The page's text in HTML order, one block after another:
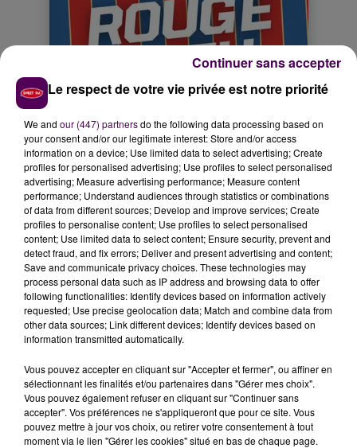
Le respect de votre vie privée est notre priorité
We and our (447) partnersdo the following data processing based on
your consent and/or our legitimate interest: Store and/or access
information on a device; Use limited data to select advertising; Create
profiles for personalised advertising; Use profiles to select personalised
advertising; Measure advertising performance; Measure content
performance; Understand audiences through statistics or combinations
of data from different sources; Develop and improve services; Create
profiles to personalise content; Use profiles to select personalised
content; Use limited data to select content; Ensure security, prevent and
detect fraud, and fix errors; Deliver and present advertising and content;
Save and communicate privacy choices. These technologies may
process personal data such as IP address and browsing data to offer
following functionalities: Identify devices based on information actively
requested; Use precise geolocation data; Match and combine data from
other data sources; Link different devices; Identify devices based on
information transmitted automatically.
Vous pouvez accepter en cliquant sur "Accepter et fermer", ou affiner en
sélectionnant les finalités et/ou partenaires dans "Gérer mes choix".
Vous pouvez également refuser en cliquant sur "Continuer sans
accepter". Vos préférences ne s'appliqueront que pour ce site. Vous
pouvez mettre à jour vos choix, ou retirer votre consentement à tout
moment via le lien "Gérer les cookies" situé en bas de chaque page.
Continuer sans accepter